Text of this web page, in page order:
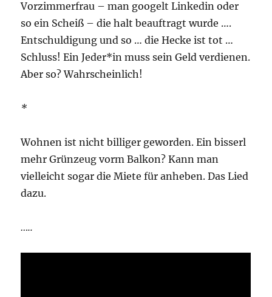
Vorzimmerfrau – man googelt Linkedin oder
so ein Scheiß – die halt beauftragt wurde ….
Entschuldigung und so … die Hecke ist tot …
Schluss! Ein Jeder*in muss sein Geld verdienen.
Aber so? Wahrscheinlich!
*
Wohnen ist nicht billiger geworden. Ein bisserl
mehr Grünzeug vorm Balkon? Kann man
vielleicht sogar die Miete für anheben. Das Lied
dazu.
…..